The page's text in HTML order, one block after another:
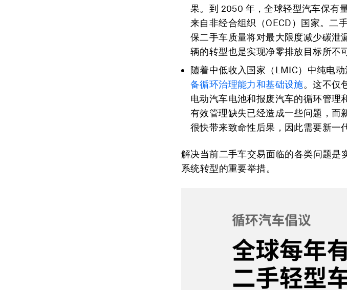
果。到 2050 年，全球轻型汽车保有
来自非经合组织（OECD）国家。二
保二手车质量将对最大限度减少碳泄
辆的转型也是实现净零排放目标所不
随着中低收入国家（LMIC）中纯电
备循环治理能力和基础设施。这不仅
电动汽车电池和报废汽车的循环管理
有效管理缺失已经造成一些问题，而
很快带来致命性后果，因此需要新一
解决当前二手车交易面临的各类问题是
系统转型的重要举措。